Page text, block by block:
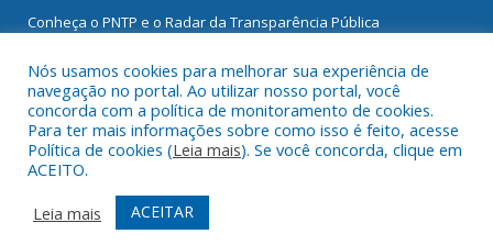
Conheça o PNTP e o Radar da Transparência Pública
Todos os direitos reservados a Prefeitura Municipal de
Mocajuba.
Mapa do Site
Acessar Área Administrativa
Acessar Webmail
Nós usamos cookies para melhorar sua experiência de
navegação no portal. Ao utilizar nosso portal, você
concorda com a política de monitoramento de cookies.
Para ter mais informações sobre como isso é feito, acesse
Política de cookies (Leia mais). Se você concorda, clique em
ACEITO.
Leia mais
ACEITAR